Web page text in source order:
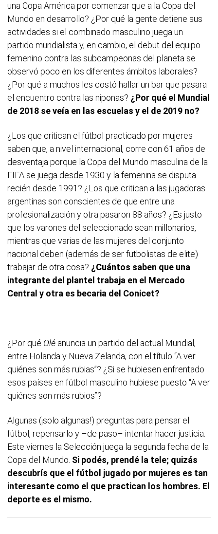
una Copa América por comenzar que a la Copa del
Mundo en desarrollo? ¿Por qué la gente detiene sus
actividades si el combinado masculino juega un
partido mundialista y, en cambio, el debut del equipo
femenino contra las subcampeonas del planeta se
observó poco en los diferentes ámbitos laborales?
¿Por qué a muchos les costó hallar un bar que pasara
el encuentro contra las niponas? ¿Por qué el Mundial
de 2018 se veía en las escuelas y el de 2019 no?
¿Los que critican el fútbol practicado por mujeres
saben que, a nivel internacional, corre con 61 años de
desventaja porque la Copa del Mundo masculina de la
FIFA se juega desde 1930 y la femenina se disputa
recién desde 1991? ¿Los que critican a las jugadoras
argentinas son conscientes de que entre una
profesionalización y otra pasaron 88 años? ¿Es justo
que los varones del seleccionado sean millonarios,
mientras que varias de las mujeres del conjunto
nacional deben (además de ser futbolistas de elite)
trabajar de otra cosa? ¿Cuántos saben que una
integrante del plantel trabaja en el Mercado
Central y otra es becaria del Conicet?
¿Por qué Olé anuncia un partido del actual Mundial,
entre Holanda y Nueva Zelanda, con el título “A ver
quiénes son más rubias”? ¿Si se hubiesen enfrentado
esos países en fútbol masculino hubiese puesto “A ver
quiénes son más rubios”?
Algunas (¡solo algunas!) preguntas para pensar el
fútbol, repensarlo y –de paso– intentar hacer justicia.
Este viernes la Selección juega la segunda fecha de la
Copa del Mundo. Si podés, prendé la tele; quizás
descubrís que el fútbol jugado por mujeres es tan
interesante como el que practican los hombres. El
deporte es el mismo.